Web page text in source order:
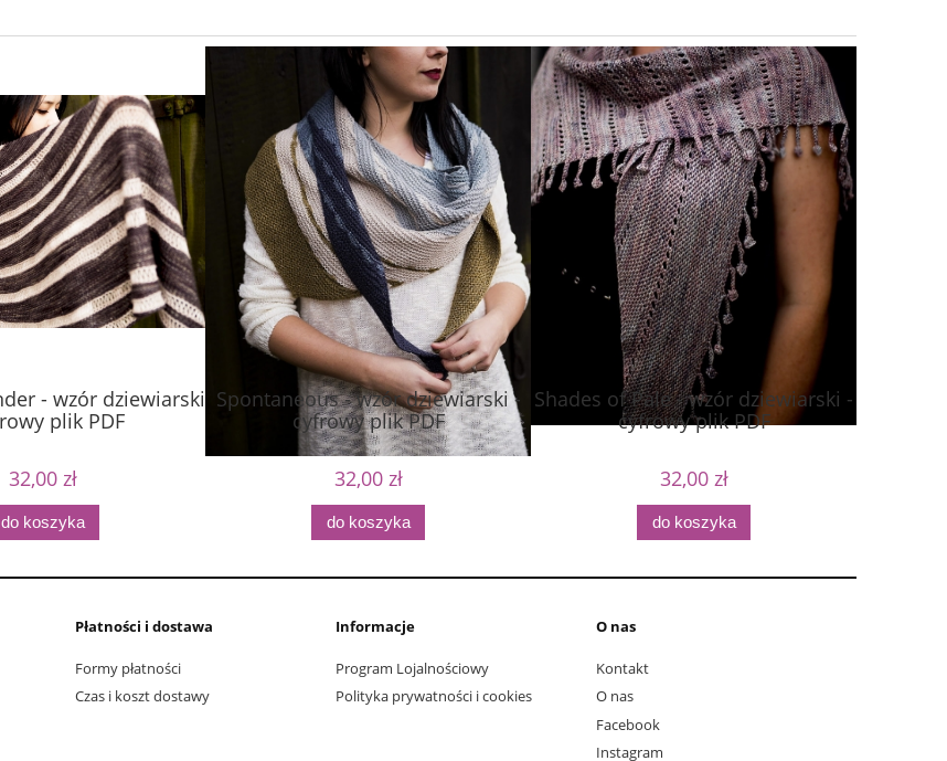
- wzór dziewiarski
plik PDF
32,00 zł
do koszyka
Spontaneous - wzór dziewiarski -
cyfrowy plik PDF
32,00 zł
do koszyka
Shades of Pale - wzór dziewiarski -
cyfrowy plik PDF
32,00 zł
do koszyka
Płatności i dostawa
Formy płatności
Czas i koszt dostawy
Informacje
Program Lojalnościowy
Polityka prywatności i cookies
O nas
Kontakt
O nas
Facebook
Instagram